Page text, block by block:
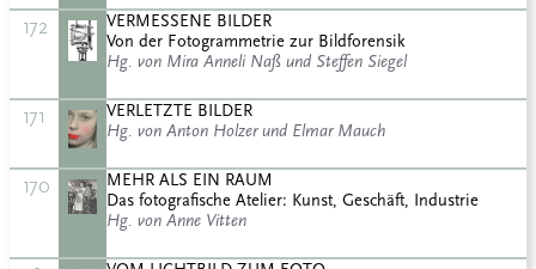
172
VERMESSENE BILDER
Von der Fotogrammetrie zur Bildforensik
Hg. von Mira Anneli Naß und Steffen Siegel
171
VERLETZTE BILDER
Hg. von Anton Holzer und Elmar Mauch
170
MEHR ALS EIN RAUM
Das fotografische Atelier: Kunst, Geschäft, Industrie
Hg. von Anne Vitten